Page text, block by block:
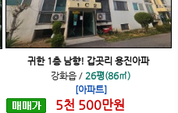
귀한 1층 남향! 갑곳리 용진아파
강화읍 / 26평(86㎡)
[아파트]
5천 500만원